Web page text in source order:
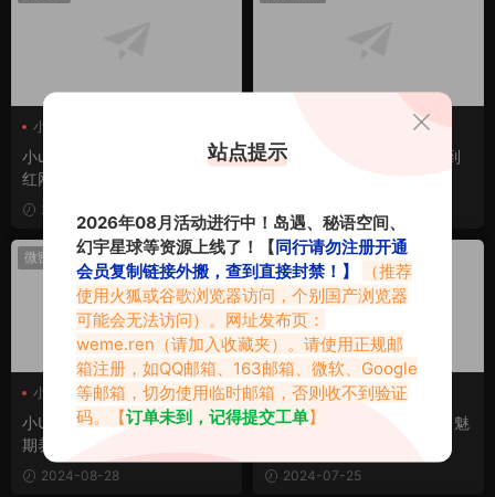
小U优优子
小u优优子是谁，微胖身材走
红网络，觅圈更是劲爆
2025-01-02
小U优优子觅圈
微胖天花板小U优优子觅圈到
微密热点
小U优优子
小U优优子VIP微密圈NO.053
期养眼视图赏析
2024-08-28
微密热点
小U优优子
小U优优子VIP微密圈视图，魅
2024-07-25
站点提示
2026年08月活动进行中！岛遇、秘语空间、
幻宇星球等资源上线了！【同行请勿注册开通
会员复制链接外搬，查到直接封禁！】
（推荐
使用火狐或谷歌浏览器访问，个别国产浏览器
可能会无法访问）。网址发布页：
weme.ren （请加入收藏夹）。请使用正规邮
箱注册，如QQ邮箱、163邮箱、微软、Google
等邮箱，切勿使用临时邮箱，否则收不到验证
码。【订单未到，记得提交工单】